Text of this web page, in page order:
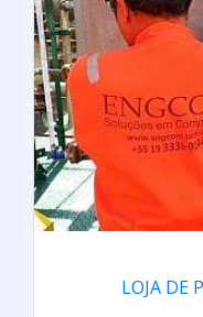
LOJA DE